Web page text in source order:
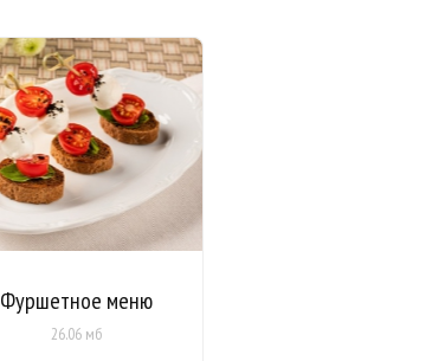
Фуршетное меню
26.06 мб